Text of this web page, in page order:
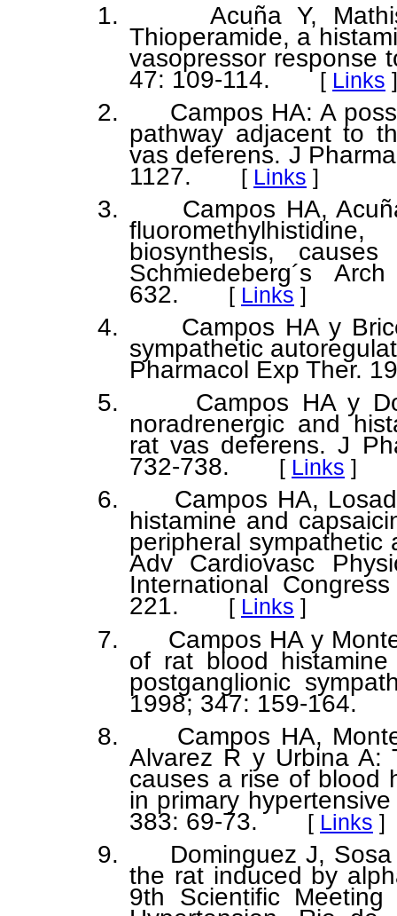
1. Acuña Y,
Thioperamide, a
vasopressor response
47: 109-114. [ Links ]
2. Campos HA: A
pathway adjacent to
vas deferens. J
1127. [ Links ]
3. Campos HA, Acuña
biosynthesis,
Schmiedeberg´s
632. [ Links ]
4. Campos HA y
sympathetic
Pharmacol Exp Ther.
5. Campos HA y
noradrenergic and
rat vas deferens. J
732-738. [ Links ]
6. Campos HA,
histamine and
peripheral sympathetic
Adv Cardiovasc
International
221. [ Links ]
7. Campos HA y
of rat blood
postganglionic
1998; 347: 159-164.
8. Campos HA,
Alvarez R y Urbina A:
causes a rise of blood
in primary
383: 69-73. [ Links ]
9. Dominguez J, Sosa
the rat induced by
9th Scientific